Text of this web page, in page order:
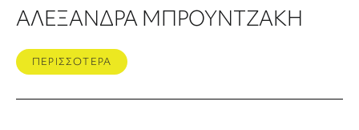
ΑΛΕΞΑΝΔΡΑ ΜΠΡΟΥΝΤΖΑΚΗ
ΠΕΡΙΣΣΟΤΕΡΑ